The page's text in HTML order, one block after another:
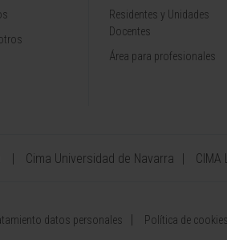
Residentes y Unidades
Docentes
Área para profesionales
Cima Universidad de Navarra CIMA
datos personales Política de cookies